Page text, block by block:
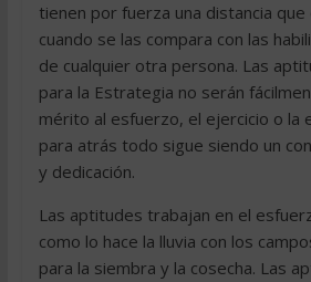
tienen por fuerza una distancia
cuando se las compara con las
de cualquier otra persona. Las
para la Estrategia no serán
mérito al esfuerzo, el ejercicio o la
para atrás todo sigue siendo un
y dedicación.
Las aptitudes trabajan en el
como lo hace la lluvia con los
para la siembra y la cosecha. Las